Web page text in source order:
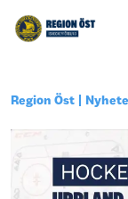
Region Öst